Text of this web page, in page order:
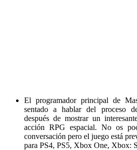
El programador principal de
sentado a hablar del proceso
después de mostrar un
acción RPG espacial. No os
conversación pero el juego está
para PS4, PS5, Xbox One, Xbox: